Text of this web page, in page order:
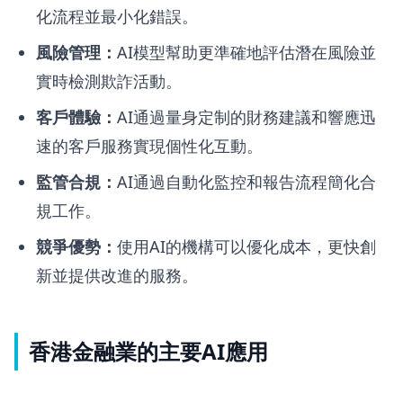
化流程並最小化錯誤。
風險管理： AI模型幫助更準確地評估潛在風險並
實時檢測欺詐活動。
客戶體驗： AI通過量身定制的財務建議和響應迅
速的客戶服務實現個性化互動。
監管合規： AI通過自動化監控和報告流程簡化合
規工作。
競爭優勢： 使用AI的機構可以優化成本，更快創
新並提供改進的服務。
香港金融業的主要AI應用